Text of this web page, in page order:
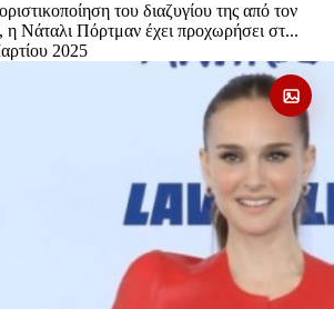
του διαζυγίου της από τον
η Νάταλι Πόρτμαν έχει προχωρήσει στ...
2025